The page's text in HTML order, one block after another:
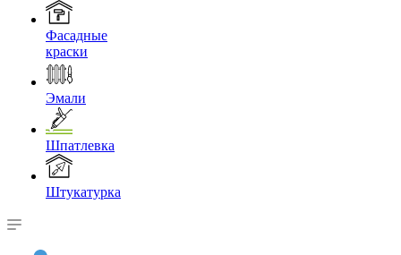
Фасадные
краски
Эмали
Шпатлевка
Штукатурка